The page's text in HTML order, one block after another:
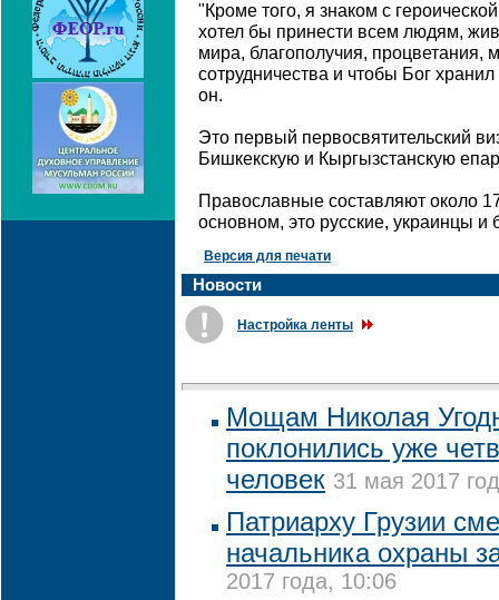
"Кроме того, я знаком с
хотел бы принести всем людям,
мира, благополучия, процветания,
сотрудничества и чтобы Бог
он.
Это первый первосвятительский
Бишкекскую и Кыргызстанскую
Православные составляют около
основном, это русские, украинцы и
Версия для печати
Новости
Настройка ленты
Мощам Николая
поклонились уже
человек 31 мая 2017
Патриарху Грузии
начальника охраны
2017 года, 10:06